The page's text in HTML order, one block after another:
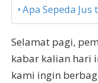
Apa Sepeda Jus
Selamat pagi,
kabar kalian hari
kami ingin